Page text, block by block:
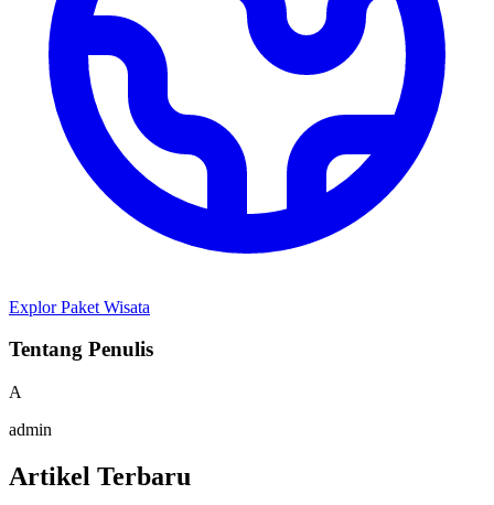
Explor Paket Wisata
Tentang Penulis
A
admin
Artikel Terbaru